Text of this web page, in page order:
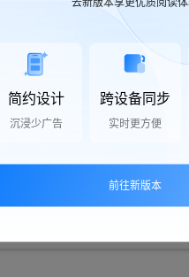
简约设计
沉浸少广告
跨设备同步
实时更方便
前往新版本